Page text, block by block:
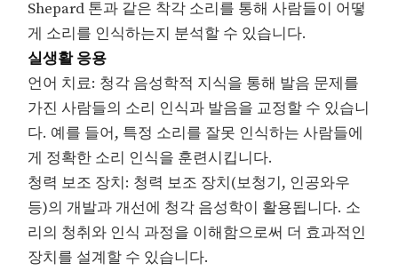
Shepard 톤과 같은 착각 소리를 통해 사람들이 어떻
게 소리를 인식하는지 분석할 수 있습니다.
실생활 응용
언어 치료: 청각 음성학적 지식을 통해 발음 문제를
가진 사람들의 소리 인식과 발음을 교정할 수 있습니
다. 예를 들어, 특정 소리를 잘못 인식하는 사람들에
게 정확한 소리 인식을 훈련시킵니다.
청력 보조 장치: 청력 보조 장치(보청기, 인공와우
등)의 개발과 개선에 청각 음성학이 활용됩니다. 소
리의 청취와 인식 과정을 이해함으로써 더 효과적인
장치를 설계할 수 있습니다.